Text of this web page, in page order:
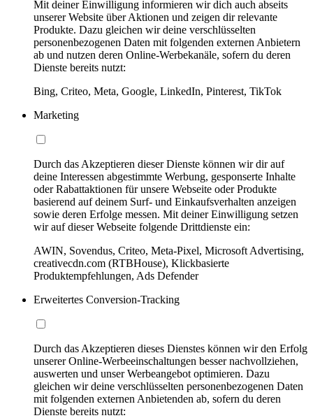
Mit deiner Einwilligung informieren wir dich auch abseits
unserer Website über Aktionen und zeigen dir relevante
Produkte. Dazu gleichen wir deine verschlüsselten
personenbezogenen Daten mit folgenden externen Anbietern
ab und nutzen deren Online-Werbekanäle, sofern du deren
Dienste bereits nutzt:
Bing, Criteo, Meta, Google, LinkedIn, Pinterest, TikTok
Marketing
Durch das Akzeptieren dieser Dienste können wir dir auf
deine Interessen abgestimmte Werbung, gesponserte Inhalte
oder Rabattaktionen für unsere Webseite oder Produkte
basierend auf deinem Surf- und Einkaufsverhalten anzeigen
sowie deren Erfolge messen. Mit deiner Einwilligung setzen
wir auf dieser Webseite folgende Drittdienste ein:
AWIN, Sovendus, Criteo, Meta-Pixel, Microsoft Advertising,
creativecdn.com (RTBHouse), Klickbasierte
Produktempfehlungen, Ads Defender
Erweitertes Conversion-Tracking
Durch das Akzeptieren dieses Dienstes können wir den Erfolg
unserer Online-Werbeeinschaltungen besser nachvollziehen,
auswerten und unser Werbeangebot optimieren. Dazu
gleichen wir deine verschlüsselten personenbezogenen Daten
mit folgenden externen Anbietenden ab, sofern du deren
Dienste bereits nutzt: